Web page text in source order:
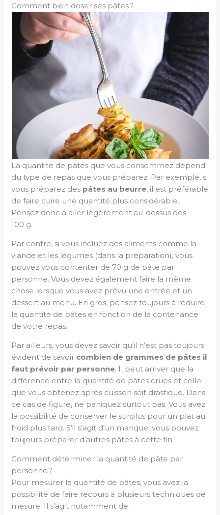
Comment bien doser ses pâtes ?
La quantité de pâtes que vous consommez dépend
du type de repas que vous préparez. Par exemple, si
vous préparez des pâtes au beurre, il est préférable
de faire cuire une quantité plus considérable.
Pensez donc à aller légèrement au-dessus des
100 g.
Par contre, si vous incluez des aliments comme la
viande et les légumes (dans la préparation), vous
pouvez vous contenter de 70 g de pâte par
personne. Vous devez également faire la même
chose lorsque vous avez prévu une entrée et un
dessert au menu. En gros, pensez toujours à réduire
la quantité de pâtes en fonction de la contenance
de votre repas.
Par ailleurs, vous devez savoir qu’il n’est pas toujours
évident de savoir combien de grammes de pâtes il
faut prévoir par personne. Il peut arriver que la
différence entre la quantité de pâtes crues et celle
que vous obtenez après cuisson soit drastique. Dans
ce cas de figure, ne paniquez surtout pas. Vous avez
la possibilité de conserver le surplus pour un plat au
froid plus tard. S’il s’agit d’un manque, vous pouvez
toujours préparer d’autres pâtes à cette fin.
Comment déterminer la quantité de pâte par
personne ?
Pour mesurer la quantité de pâtes, vous avez la
possibilité de faire recours à plusieurs techniques de
mesure. Il s’agit notamment de :